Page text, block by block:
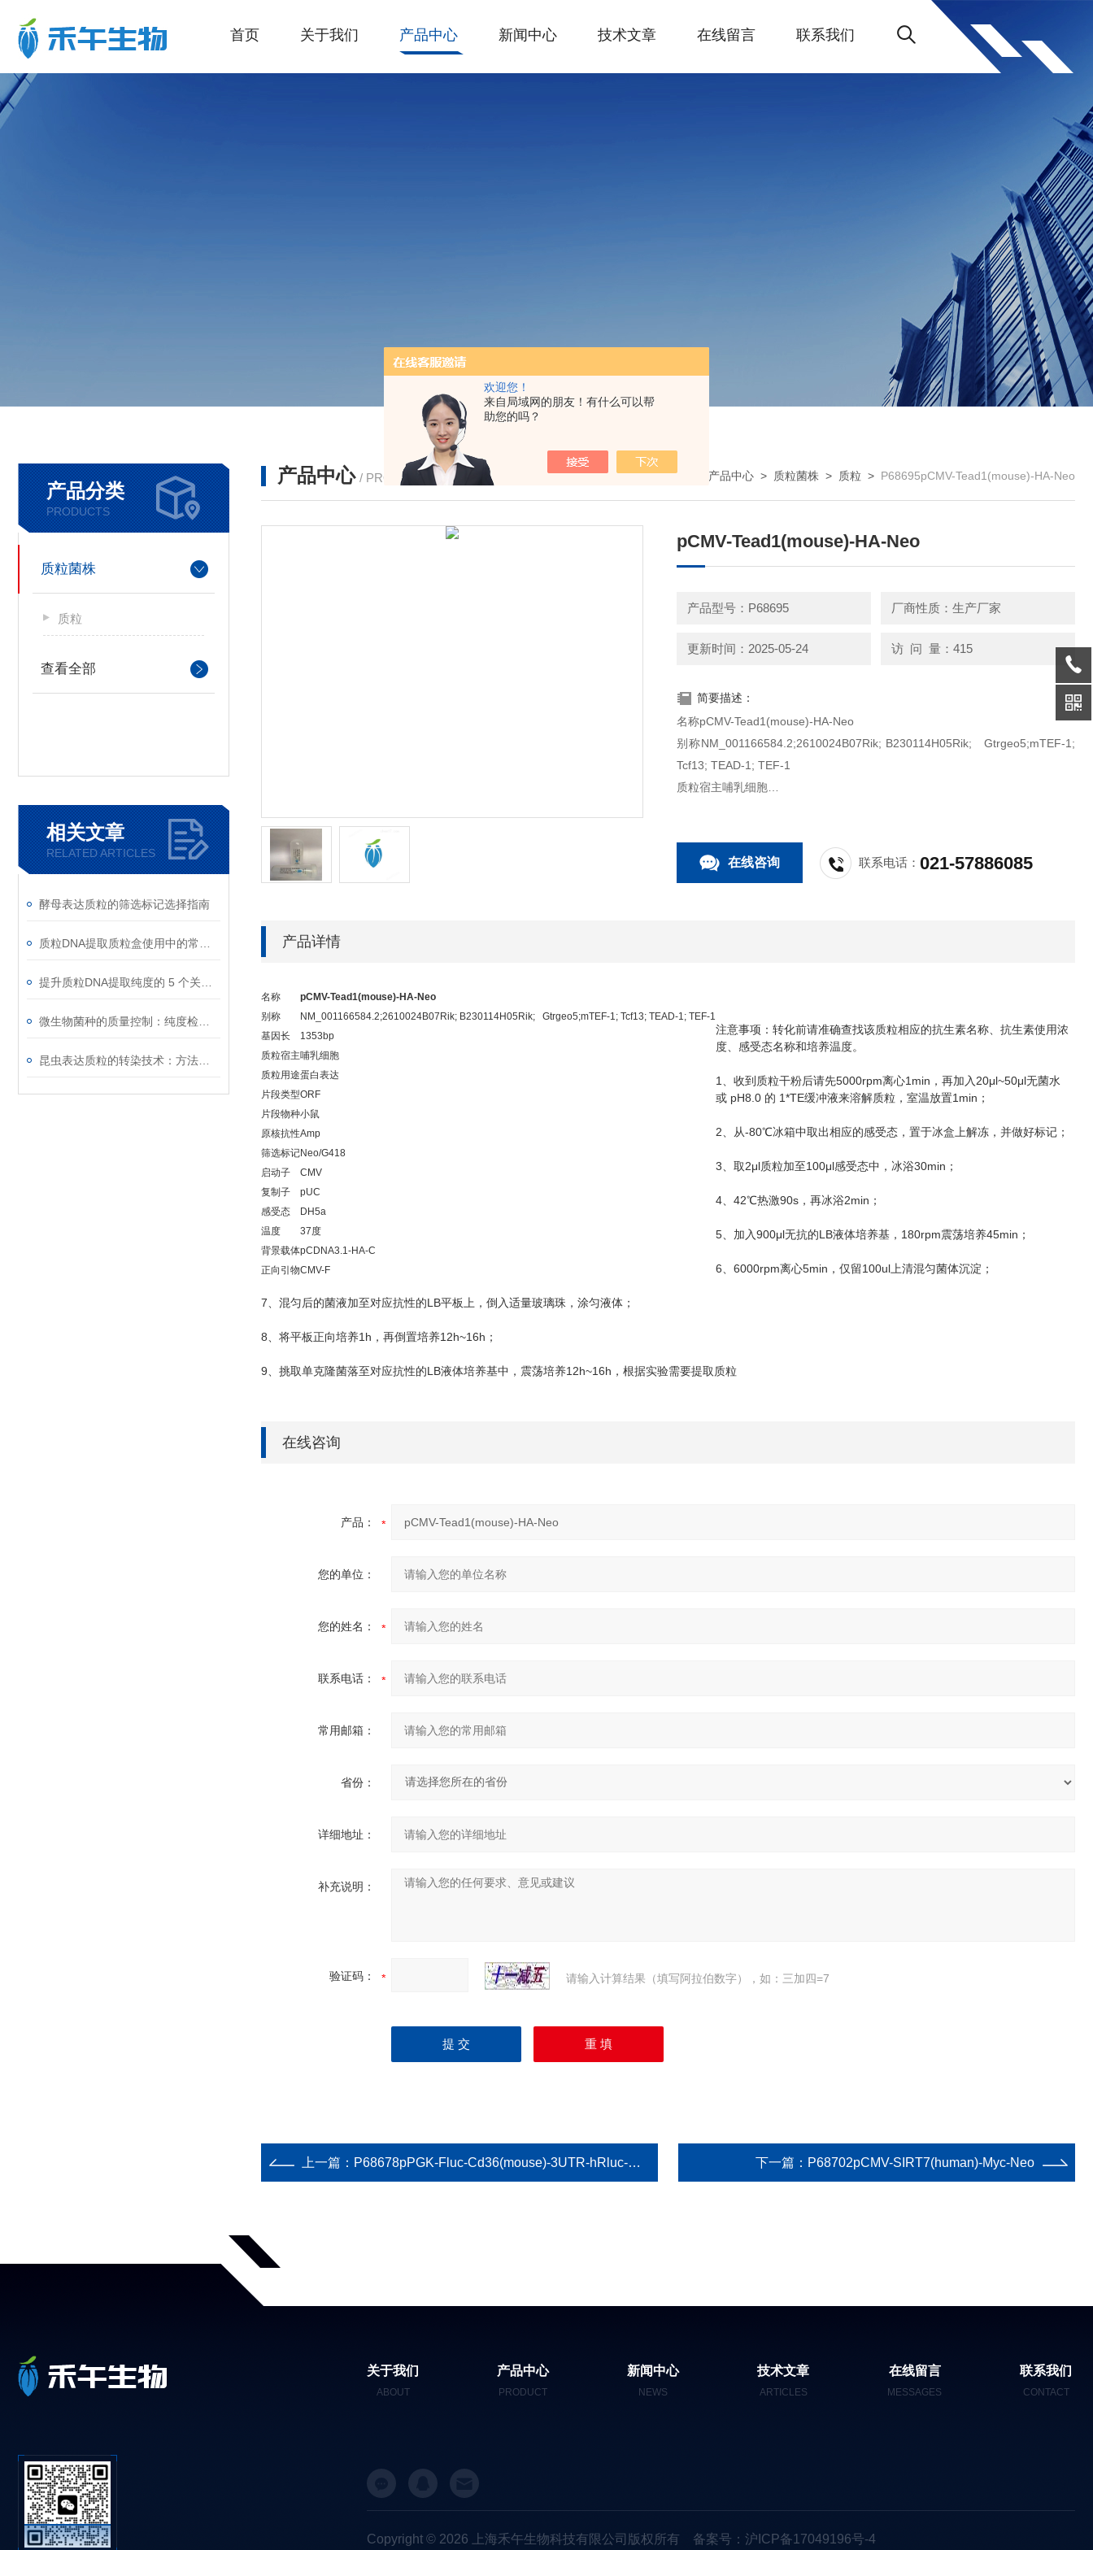
欢迎您！
来自局域网的朋友！有什么可以帮
助您的吗？
首页 关于我们 产品中心 新闻中心 技术文章 在线留言 联系我们
产品分类
PRODUCTS
质粒菌株
质粒
查看全部
相关文章
RELATED ARTICLES
酵母表达质粒的筛选标记选择指南
产品中心 / PRODUCTS 我的位置：首页 产品中心 > 质粒菌株 > 质粒 > P68695pCMV-Tead1(mouse)-HA-Neo
pCMV-Tead1(mouse)-HA-Neo
产品型号：P68695 厂商性质：生产厂家
更新时间：2025-05-24 访 问 量：415
简要描述：
名称pCMV-Tead1(mouse)-HA-Neo
别称NM_001166584.2;2610024B07Rik; B230114H05Rik; Gtrgeo5;mTEF-1;
Tcf13; TEAD-1; TEF-1
质粒宿主哺乳细胞
在线咨询 联系电话：021-57886085
产品详情
名称
pCMV-Tead1(mouse)-HA-Neo
别称
NM_001166584.2;2610024B07Rik; B230114H05Rik; Gtrgeo5;mTEF-1; Tcf13; TEAD-1; TEF-1
基因长
1353bp
质粒宿主哺乳细胞
质粒用途蛋白表达
片段类型ORF
片段物种小鼠
原核抗性Amp
筛选标记Neo/G418
启动子
CMV
复制子
pUC
感受态
DH5a
温度
37度
背景载体pCDNA3.1-HA-C
正向引物CMV-F
注意事项：转化前请准确查找该质粒相应的抗生素名称、抗生素使用浓
度、感受态名称和培养温度。
1 、收到质粒干粉后请先5000rpm离心1min ，再加入 20μl~50μl无菌水
或 pH8.0 的 1*TE缓冲液来溶解质粒，室温放置1min ；
2、从-80℃冰箱中取出相应的感受态，置于冰盒上解冻，并做好标记；
3、取 2μl质粒加至 100μl感受态中，冰浴30min ；
4、 42℃热激90s ，再冰浴2min ；
5、加入900μl无抗的LB液体培养基， 180rpm震荡培养45min ；
6、 6000rpm离心5min ，仅留100ul上清混匀菌体沉淀；
7、混匀后的菌液加至对应抗性的LB平板上，倒入适量玻璃珠，涂匀液体；
8、将平板正向培养1h ，再倒置培养12h~16h ；
9、挑取单克隆菌落至对应抗性的LB液体培养基中，震荡培养12h~16h ，根据实验需要提取质粒
在线咨询
产品：
您的单位：
您的姓名：
联系电话：
常用邮箱：
省份：
详细地址：
补充说明：
验证码： 请输入计算结果（填写阿拉伯数字），如：三加四=7
上一篇： P68678pPGK-Fluc-Cd36(mouse)-3UTR-hRluc-Neo 下一篇： P68702pCMV-SIRT7(human)-Myc-Neo
关于我们
ABOUT
产品中心
PRODUCT
新闻中心
NEWS
技术文章
ARTICLES
在线留言
MESSAGES
联系我们
CONTACT
Copyright © 2026 上海禾午生物科技有限公司版权所有 备案号：沪ICP备17049196号-4